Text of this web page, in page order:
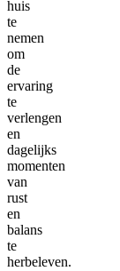
huis
te
nemen
om
de
ervaring
te
verlengen
en
dagelijks
momenten
van
rust
en
balans
te
herbeleven.